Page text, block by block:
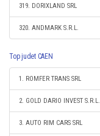
319. DORIXLAND SRL
320. ANDMARK S.R.L.
Top judet CAEN
1. ROMFER TRANS SRL
2. GOLD DARIO INVEST S.R.L.
3. AUTO RIM CARS SRL